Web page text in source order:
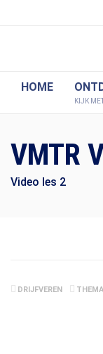
HOME
KIJK
VMTR
Video les 2
DRIJFVEREN THEMA